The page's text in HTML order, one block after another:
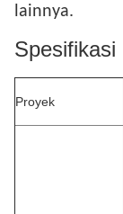
lainnya.
Spesifikasi
Proyek